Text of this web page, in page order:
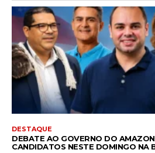
DESTAQUE
DEBATE AO GOVERNO DO
CANDIDATOS NESTE DOMINGO NA